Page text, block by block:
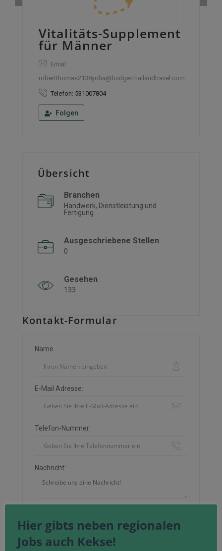
Vitalitäts-Supplement
für Männer
Email:
robertthomas2138yoha@budgetthailandtravel.com
Telefon: 531007804
Folgen
Übersicht
Branchen
Handwerk, Dienstleistung und
Fertigung
Ausgeschriebene Stellen
0
Gesehen
133
Kontakt-Formular
Name
E-Mail Adresse:
Telefon-Nummer:
Nachricht:
Neu laden
Hier gibts neben regionalen
Jobs auch Kekse!